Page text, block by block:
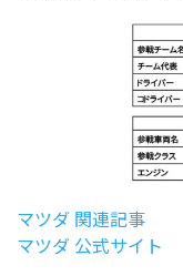
マツダ 関連記事
マツダ 公式サイト